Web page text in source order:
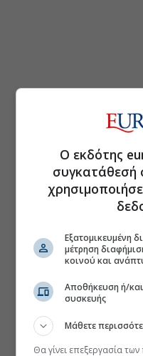
Ο εκδότης
συγκατάθεσή
Εξατομικευμένη
μέτρηση
κοινού και
Αποθήκευση ή/
συσκευής
Μάθετε
Θα γίνει επεξεργασία